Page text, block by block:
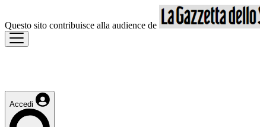
Questo sito contribuisce alla audience de
Accedi